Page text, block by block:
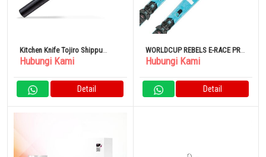
Kitchen Knife Tojiro Shippu
Black DP Damascus FD 1595
Hubungi Kami
Detail
WORLDCUP REBELS E-RACE PRO
+ RACEPLATE WCR 14 PENDEK +
Binding Kompatibel Gripwalk
Hubungi Kami
Detail